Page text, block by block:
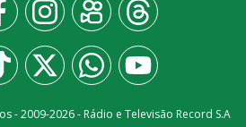
- 2009-2026- Rádio e Televisão Record S.A